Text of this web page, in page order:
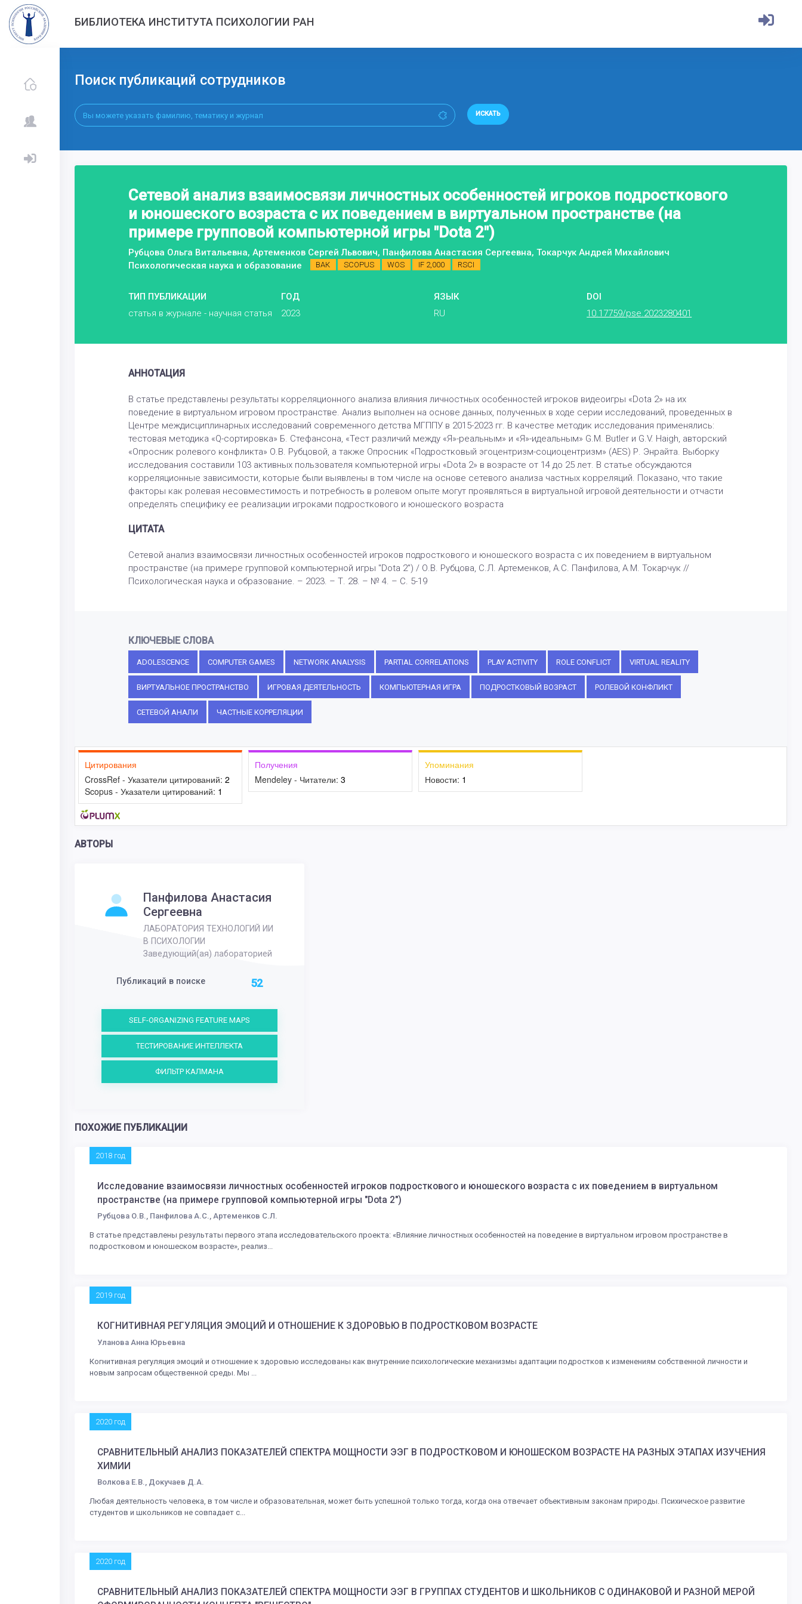
БИБЛИОТЕКА ИНСТИТУТА ПСИХОЛОГИИ РАН
Поиск публикаций сотрудников
ИСКАТЬ
Сетевой анализ взаимосвязи личностных особенностей игроков подросткового
и юношеского возраста с их поведением в виртуальном пространстве (на
примере групповой компьютерной игры "Dota 2")
Рубцова Ольга Витальевна, Артеменков Сергей Львович, Панфилова Анастасия Сергеевна, Токарчук Андрей Михайлович
Психологическая наука и образование
ВАК SCOPUS WOS IF 2,000 RSCI
ТИП ПУБЛИКАЦИИ
статья в журнале - научная статья
ГОД
2023
ЯЗЫК
RU
DOI
10.17759/pse.2023280401
АННОТАЦИЯ
В статье представлены результаты корреляционного анализа влияния личностных особенностей игроков видеоигры «Dota 2» на их
поведение в виртуальном игровом пространстве. Анализ выполнен на основе данных, полученных в ходе серии исследований, проведенных в
Центре междисциплинарных исследований современного детства МГППУ в 2015-2023 гг. В качестве методик исследования применялись:
тестовая методика «Q-сортировка» Б. Стефансона, «Тест различий между «Я»-реальным» и «Я»-идеальным» G.M. Butler и G.V. Haigh, авторский
«Опросник ролевого конфликта» О.В. Рубцовой, а также Опросник «Подростковый эгоцентризм-социоцентризм» (AES) Р. Энрайта. Выборку
исследования составили 103 активных пользователя компьютерной игры «Dota 2» в возрасте от 14 до 25 лет. В статье обсуждаются
корреляционные зависимости, которые были выявлены в том числе на основе сетевого анализа частных корреляций. Показано, что такие
факторы как ролевая несовместимость и потребность в ролевом опыте могут проявляться в виртуальной игровой деятельности и отчасти
определять специфику ее реализации игроками подросткового и юношеского возраста
ЦИТАТА
Сетевой анализ взаимосвязи личностных особенностей игроков подросткового и юношеского возраста с их поведением в виртуальном
пространстве (на примере групповой компьютерной игры "Dota 2") / О.В. Рубцова, С.Л. Артеменков, А.С. Панфилова, А.М. Токарчук //
Психологическая наука и образование. – 2023. – Т. 28. – № 4. – С. 5-19
КЛЮЧЕВЫЕ СЛОВА
ADOLESCENCE COMPUTER GAMES NETWORK ANALYSIS PARTIAL CORRELATIONS PLAY ACTIVITY ROLE CONFLICT VIRTUAL REALITY
ВИРТУАЛЬНОЕ ПРОСТРАНСТВО ИГРОВАЯ ДЕЯТЕЛЬНОСТЬ КОМПЬЮТЕРНАЯ ИГРА ПОДРОСТКОВЫЙ ВОЗРАСТ РОЛЕВОЙ КОНФЛИКТ
СЕТЕВОЙ АНАЛИ ЧАСТНЫЕ КОРРЕЛЯЦИИ
Цитирования
CrossRef - Указатели цитирований: 2
Scopus - Указатели цитирований: 1
Получения
Mendeley - Читатели: 3
Упоминания
Новости: 1
АВТОРЫ
Панфилова Анастасия
Сергеевна
ЛАБОРАТОРИЯ ТЕХНОЛОГИЙ ИИ
В ПСИХОЛОГИИ
Заведующий(ая) лабораторией
Публикаций в поиске 52
SELF-ORGANIZING FEATURE MAPS
ТЕСТИРОВАНИЕ ИНТЕЛЛЕКТА
ФИЛЬТР КАЛМАНА
ПОХОЖИЕ ПУБЛИКАЦИИ
2018 год
Исследование взаимосвязи личностных особенностей игроков подросткового и юношеского возраста с их поведением в виртуальном
пространстве (на примере групповой компьютерной игры "Dota 2")
Рубцова О.В., Панфилова А.С., Артеменков С.Л.
В статье представлены результаты первого этапа исследовательского проекта: «Влияние личностных особенностей на поведение в виртуальном игровом пространстве в
подростковом и юношеском возрасте», реализ...
2019 год
КОГНИТИВНАЯ РЕГУЛЯЦИЯ ЭМОЦИЙ И ОТНОШЕНИЕ К ЗДОРОВЬЮ В ПОДРОСТКОВОМ ВОЗРАСТЕ
Уланова Анна Юрьевна
Когнитивная регуляция эмоций и отношение к здоровью исследованы как внутренние психологические механизмы адаптации подростков к изменениям собственной личности и
новым запросам общественной среды. Мы ...
2020 год
СРАВНИТЕЛЬНЫЙ АНАЛИЗ ПОКАЗАТЕЛЕЙ СПЕКТРА МОЩНОСТИ ЭЭГ В ПОДРОСТКОВОМ И ЮНОШЕСКОМ ВОЗРАСТЕ НА РАЗНЫХ ЭТАПАХ ИЗУЧЕНИЯ
ХИМИИ
Волкова Е.В., Докучаев Д.А.
Любая деятельность человека, в том числе и образовательная, может быть успешной только тогда, когда она отвечает объективным законам природы. Психическое развитие
студентов и школьников не совпадает с...
2020 год
СРАВНИТЕЛЬНЫЙ АНАЛИЗ ПОКАЗАТЕЛЕЙ СПЕКТРА МОЩНОСТИ ЭЭГ В ГРУППАХ СТУДЕНТОВ И ШКОЛЬНИКОВ С ОДИНАКОВОЙ И РАЗНОЙ МЕРОЙ